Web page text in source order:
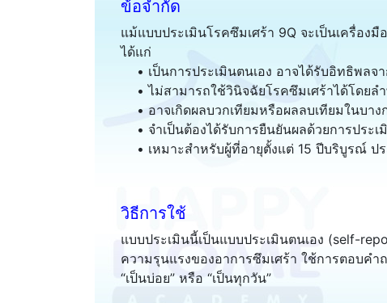
ข้อจำกัด
แม้แบบประเมินโรคซึมเศร้า 9Q จะเป็นเครื่อง
ได้แก่
• เป็นการประเมินตนเอง อาจได้รับอิทธิพลจ
• ไม่สามารถใช้วินิจฉัยโรคซึมเศร้าได้โดยล
• อาจเกิดผลบวกเทียมหรือผลลบเทียมในบาง
• จำเป็นต้องได้รับการยืนยันผลด้วยการประ
• เหมาะสำหรับผู้ที่อายุตั้งแต่ 15 ปีบริบูรณ์ ปร
วิธีการใช้
แบบประเมินนี้เป็นแบบประเมินตนเอง (self-
ความรุนแรงของอาการซึมเศร้า ใช้การตอบคำ
“เป็นบ่อย” หรือ “เป็นทุกวัน”